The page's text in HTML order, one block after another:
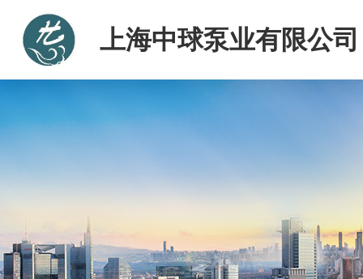
上海中球泵业有限公司